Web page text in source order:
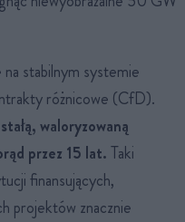
stabilnym systemie
różnicowe (CfD).
waloryzowaną
przez 15 lat.Taki
finansujących,
projektów znacznie